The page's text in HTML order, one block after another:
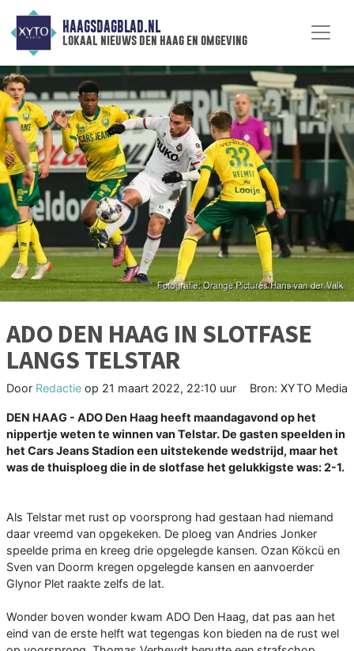
HAAGSDAGBLAD.NL
lokaal nieuws den haag en omgeving
ADO DEN HAAG IN SLOTFASE
LANGS TELSTAR
Door Redactie op 21 maart 2022, 22:10 uur Bron: XYTO Media
DEN HAAG - ADO Den Haag heeft maandagavond op het
nippertje weten te winnen van Telstar. De gasten speelden in
het Cars Jeans Stadion een uitstekende wedstrijd, maar het
was de thuisploeg die in de slotfase het gelukkigste was: 2-1.
Als Telstar met rust op voorsprong had gestaan had niemand
daar vreemd van opgekeken. De ploeg van Andries Jonker
speelde prima en kreeg drie opgelegde kansen. Ozan Kökcü en
Sven van Doorm kregen opgelegde kansen en aanvoerder
Glynor Plet raakte zelfs de lat.
Wonder boven wonder kwam ADO Den Haag, dat pas aan het
eind van de erste helft wat tegengas kon bieden na de rust wel